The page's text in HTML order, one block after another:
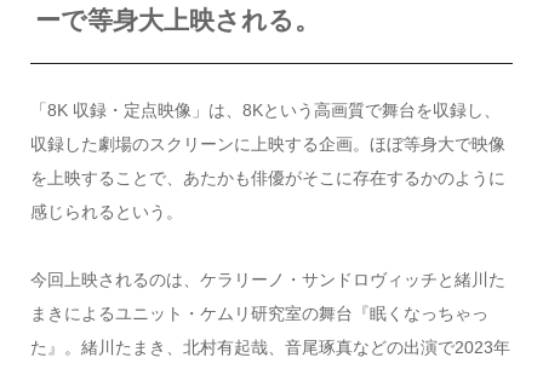
ーで等身大上映される。
「8K 収録・定点映像」は、8Kという高画質で舞台を収録し、
収録した劇場のスクリーンに上映する企画。ほぼ等身大で映像
を上映することで、あたかも俳優がそこに存在するかのように
感じられるという。
今回上映されるのは、ケラリーノ・サンドロヴィッチと緒川た
まきによるユニット・ケムリ研究室の舞台『眠くなっちゃっ
た』。緒川たまき、北村有起哉、音尾琢真などの出演で2023年